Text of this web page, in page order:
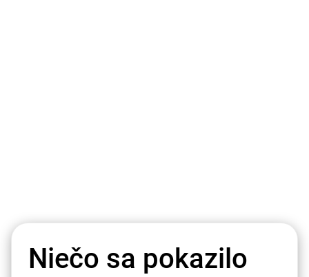
Niečo sa pokazilo